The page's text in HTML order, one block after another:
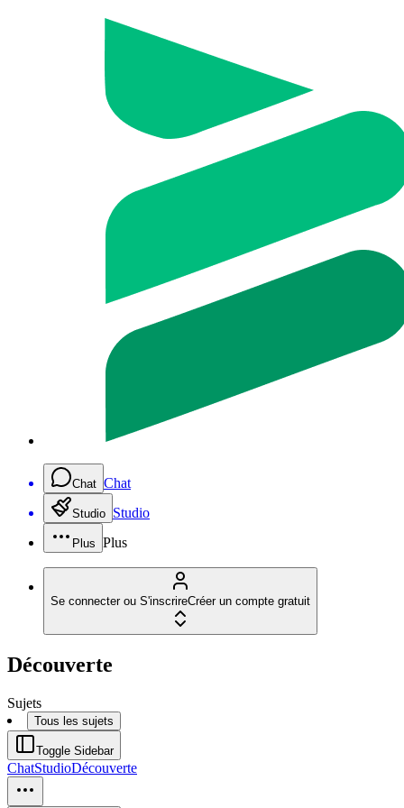
Chat Chat
Studio Studio
Plus Plus
Se connecter ou S'inscrireCréer un compte gratuit
Découverte
Sujets
Tous les sujets
Toggle Sidebar
ChatStudioDécouverte